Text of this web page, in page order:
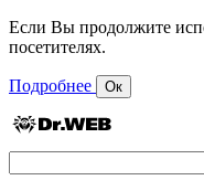
Если Вы продолжите
посетителях.
Подробнее Ок